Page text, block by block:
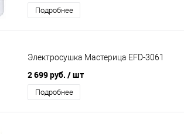
Подробнее
Электросушка Мастерица EFD-3061
2 699 руб. / шт
Подробнее